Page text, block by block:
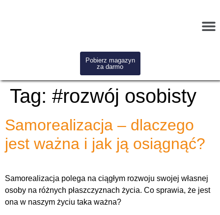
Pobierz magazyn
za darmo
Tag: #rozwój osobisty
Samorealizacja – dlaczego
jest ważna i jak ją osiągnąć?
Samorealizacja polega na ciągłym rozwoju swojej własnej
osoby na różnych płaszczyznach życia. Co sprawia, że jest
ona w naszym życiu taka ważna?